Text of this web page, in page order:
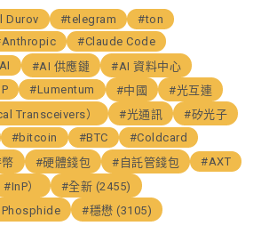
Durov #telegram
#ton
#Claude Code
#AI 供應鏈
#AI 資料中心
#Lumentum #中國
#光互連
Transceivers）
#光通訊
#矽光子
#bitcoin #BTC
#Coldcard
#硬體錢包 #自託管錢包
#AXT
#InP）
#全新 (2455)
#穩懋 (3105)